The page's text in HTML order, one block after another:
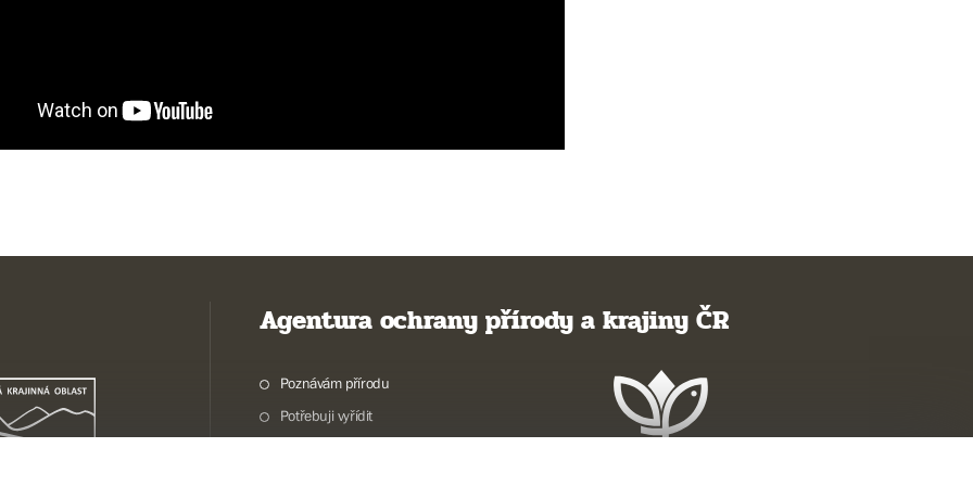
Agentura ochrany přírody a krajiny ČR
Poznávám přírodu
Potřebuji vyřídit